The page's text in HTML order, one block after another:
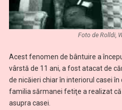
Foto de Rolldi,
Acest fenomen de bântuire a
vârstă de 11 ani, a fost atacat de
de nicăieri chiar în interiorul casei
familia sărmanei fetiţe a realizat
asupra casei.